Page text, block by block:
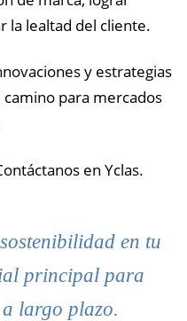
la lealtad del cliente.
y estrategias
para mercados
en Yclas.
en tu
principal para
largo plazo.